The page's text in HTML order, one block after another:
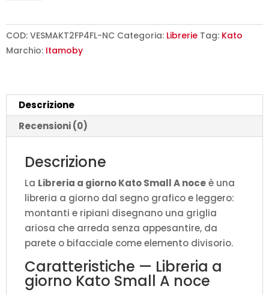
Small
A
P.36
H.204
cm
quantità
COD: VESMAKT2FP4FL-NC Categoria: Librerie Tag: Kato
Marchio: Itamoby
Descrizione
Recensioni (0)
Descrizione
La Libreria a giorno Kato Small A noceè una
libreria a giorno dal segno grafico e leggero:
montanti e ripiani disegnano una griglia
ariosa che arreda senza appesantire, da
parete o bifacciale come elemento divisorio.
Caratteristiche — Libreria a
giorno Kato Small A noce